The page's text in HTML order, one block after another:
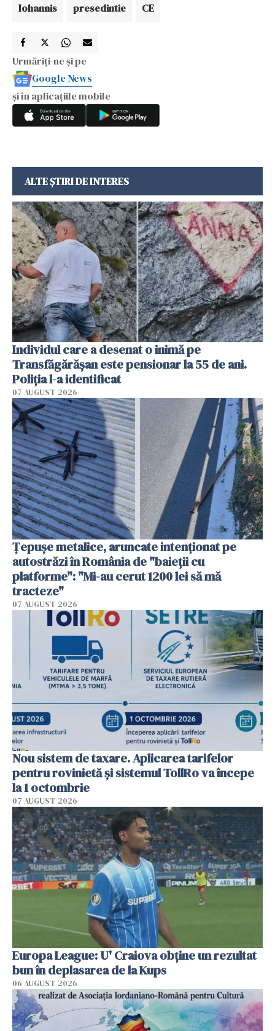
Iohannis presedintie CE
Urmăriți-ne și pe
Google News
și în aplicațiile mobile
ALTE ȘTIRI DE INTERES
Individul care a desenat o inimă pe
Transfăgărășan este pensionar la 55 de ani.
Poliția l-a identificat
07 AUGUST 2026
Țepușe metalice, aruncate intenționat pe
autostrăzi în România de "baieții cu
platforme": "Mi-au cerut 1200 lei să mă
tracteze"
07 AUGUST 2026
Nou sistem de taxare. Aplicarea tarifelor
pentru rovinietă şi sistemul TollRo va începe
la 1 octombrie
07 AUGUST 2026
Europa League: U' Craiova obține un rezultat
bun în deplasarea de la Kups
06 AUGUST 2026